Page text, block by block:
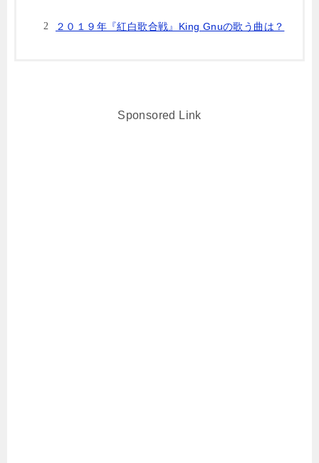
２０１９年『紅白歌合戦』King Gnuの歌う曲は？
Sponsored Link